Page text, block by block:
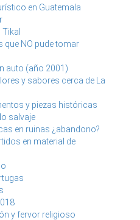
en Guatemala
Tikal
NO pude tomar
auto (año 2001)
y sabores cerca de La
y piezas históricas
salvaje
en ruinas ¿abandono?
en material de
y fervor religioso